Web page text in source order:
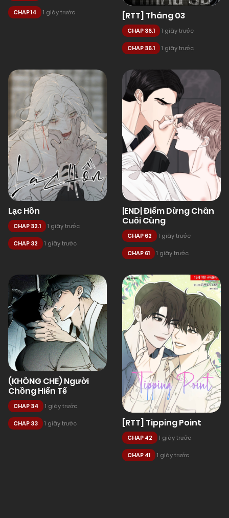
CHAP 14 1 giây trước [RTT] Tháng 03
CHAP 36.1 1 giây trước
CHAP 36.1 1 giây trước
Lạc Hồn
CHAP 32.1 1 giây trước
CHAP 32 1 giây trước
|END| Điểm Dừng Chân
Cuối Cùng
CHAP 62 1 giây trước
CHAP 61 1 giây trước
(KHÔNG CHE) Người
Chồng Hiến Tế
CHAP 34 1 giây trước
CHAP 33 1 giây trước [RTT] Tipping Point
CHAP 42 1 giây trước
CHAP 41 1 giây trước